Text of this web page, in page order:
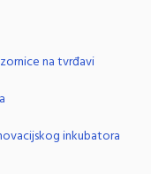
na tvrđavi
inkubatora